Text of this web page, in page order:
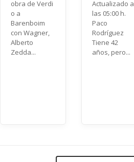
obra de Verdi
o a
Barenboim
con Wagner,
Alberto
Zedda...
Actualizado a
las 05:00 h.
Paco
Rodríguez
Tiene 42
años, pero...